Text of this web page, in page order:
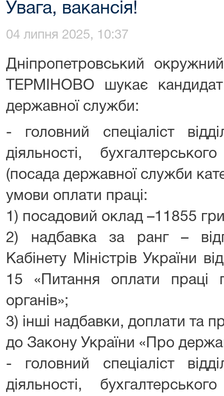
Увага, вакансія!
04 липня 2025, 10:37
Дніпропетровський
ТЕРМІНОВО шукає
державної служби:
- головний спеціаліст
діяльності,
(посада державної служби
умови оплати праці:
1) посадовий оклад –11855
2) надбавка за ранг –
Кабінету Міністрів України
15 «Питання оплати праці
органів»;
3) інші надбавки, доплати та
до Закону України «Про
- головний спеціаліст
діяльності,